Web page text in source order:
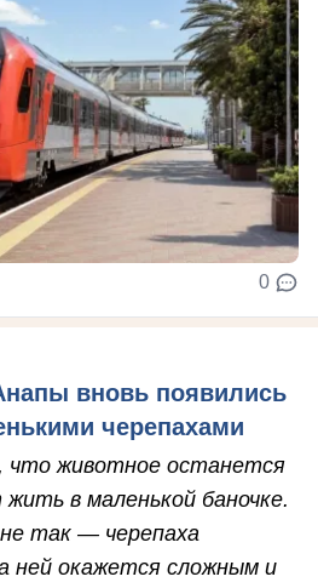
0
вновь появились
черепахами
что животное останется
в маленькой баночке.
так — черепаха
ней окажется сложным и